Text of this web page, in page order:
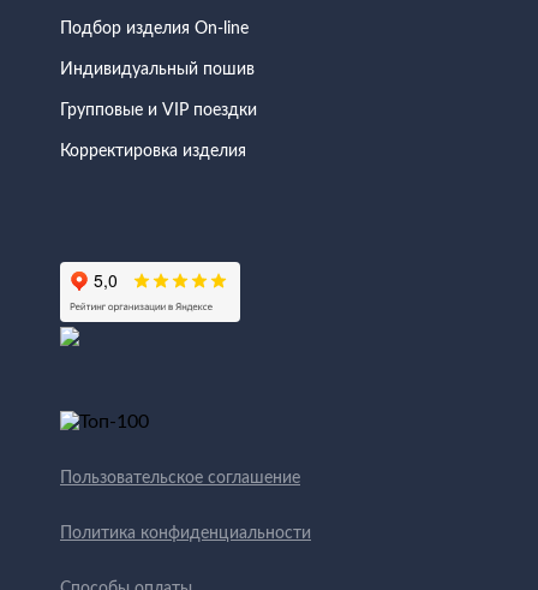
Подбор изделия On-line
Индивидуальный пошив
Групповые и VIP поездки
Корректировка изделия
Пользовательское соглашение
Политика конфиденциальности